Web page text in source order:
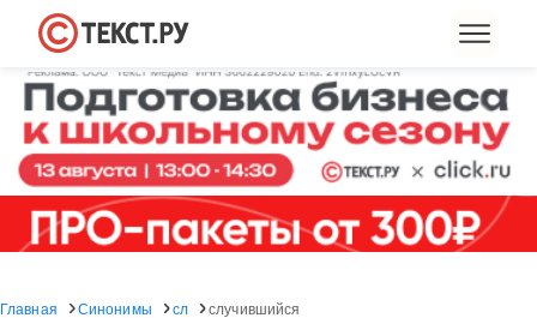
Главная Синонимы сл случившийся